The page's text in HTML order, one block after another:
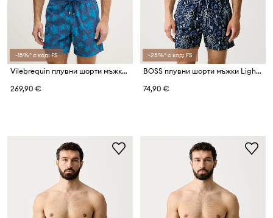
-15%* с код: FS
Vilebrequin плувни шорти мъжки MOOREA
269,90 €
-25%* с код: FS
BOSS плувни шорти мъжки Lightfish
74,90 €